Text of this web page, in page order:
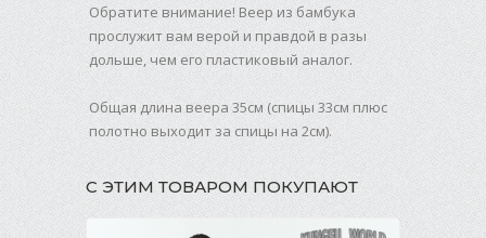
Обратите внимание! Веер из бамбука
прослужит вам верой и правдой в разы
дольше, чем его пластиковый аналог.
Общая длина веера 35см (спицы 33см плюс
полотно выходит за спицы на 2см).
С ЭТИМ ТОВАРОМ ПОКУПАЮТ